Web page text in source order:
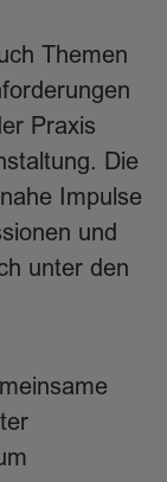
Themen
Praxis
Die
Impulse
und
unter den